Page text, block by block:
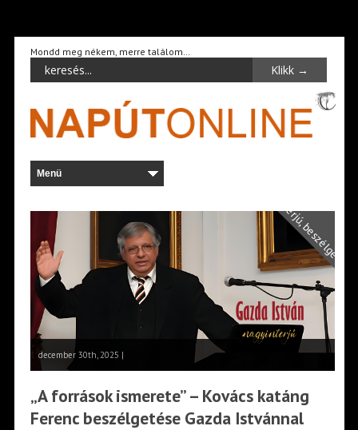
Mondd meg nékem, merre találom…
Interjú, beszélgetés
december 30th, 2025 |
„A források ismerete” – Kovács katáng
Ferenc beszélgetése Gazda Istvánnal